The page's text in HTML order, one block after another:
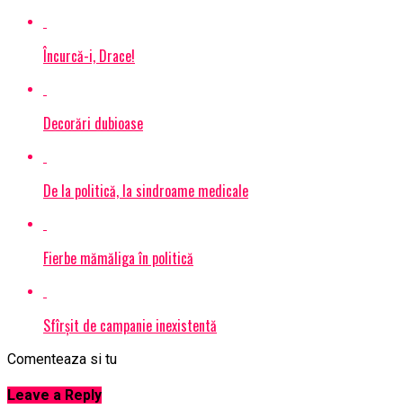
Încurcă-i, Drace!
Decorări dubioase
De la politică, la sindroame medicale
Fierbe mămăliga în politică
Sfîrșit de campanie inexistentă
Comenteaza si tu
Leave a Reply